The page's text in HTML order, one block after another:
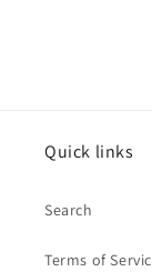
Quick links
Search
Terms of